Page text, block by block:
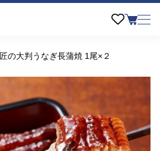
匠の大判うなぎ長蒲焼 1尾×２